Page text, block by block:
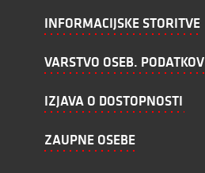
INFORMACIJSKE STORITVE
VARSTVO OSEB. PODATKOV
IZJAVA O DOSTOPNOSTI
ZAUPNE OSEBE